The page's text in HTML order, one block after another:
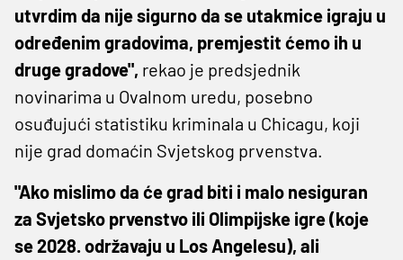
utvrdim da nije sigurno da se utakmice igraju u
određenim gradovima, premjestit ćemo ih u
druge gradove", rekao je predsjednik
novinarima u Ovalnom uredu, posebno
osuđujući statistiku kriminala u Chicagu, koji
nije grad domaćin Svjetskog prvenstva.
"Ako mislimo da će grad biti i malo nesiguran
za Svjetsko prvenstvo ili Olimpijske igre (koje
se 2028. održavaju u Los Angelesu), ali